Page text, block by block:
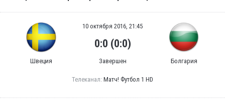
Швеция
10 октября 2016, 21:45
0:0 (0:0)
Завершен Болгария
Телеканал: Матч! Футбол 1 HD